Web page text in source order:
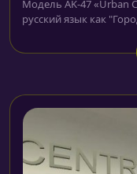
Модель AK-47 «Urban
русский язык как